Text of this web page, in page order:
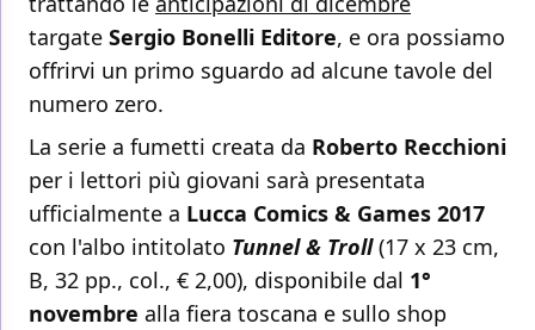
targate Sergio Bonelli Editore, e ora possiamo
offrirvi un primo sguardo ad alcune tavole del
numero zero.
La serie a fumetti creata da Roberto Recchioni
per i lettori più giovani sarà presentata
ufficialmente a Lucca Comics & Games 2017
con l'albo intitolato Tunnel & Troll(17 x 23 cm,
B, 32 pp., col., € 2,00), disponibile dal 1°
novembre alla fiera toscana e sullo shop